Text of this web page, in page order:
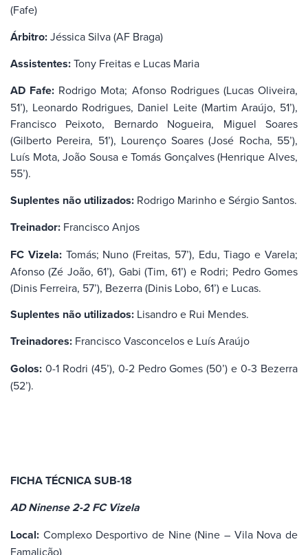
(Fafe)
Árbitro:Jéssica Silva (AF Braga)
Assistentes:Tony Freitas e Lucas Maria
AD Fafe: Rodrigo Mota; Afonso Rodrigues (Lucas Oliveira,
51’), Leonardo Rodrigues, Daniel Leite (Martim Araújo, 51’),
Francisco Peixoto, Bernardo Nogueira, Miguel Soares
(Gilberto Pereira, 51’), Lourenço Soares (José Rocha, 55’),
Luís Mota, João Sousa e Tomás Gonçalves (Henrique Alves,
55’).
Suplentes não utilizados: Rodrigo Marinho e Sérgio Santos.
Treinador: Francisco Anjos
FC Vizela:Tomás; Nuno (Freitas, 57’), Edu, Tiago e Varela;
Afonso (Zé João, 61’), Gabi (Tim, 61’) e Rodri; Pedro Gomes
(Dinis Ferreira, 57’), Bezerra (Dinis Lobo, 61’) e Lucas.
Suplentes não utilizados: Lisandro e Rui Mendes.
Treinadores: Francisco Vasconcelos e Luís Araújo
Golos: 0-1 Rodri (45’), 0-2 Pedro Gomes (50’) e 0-3 Bezerra
(52’).
FICHA TÉCNICA SUB-18
AD Ninense 2-2 FC Vizela
Local: Complexo Desportivo de Nine (Nine – Vila Nova de
Famalicão)